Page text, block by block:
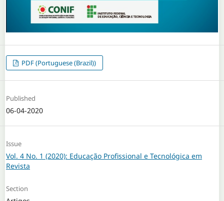
PDF (Portuguese (Brazil))
Published
06-04-2020
Issue
Vol. 4 No. 1 (2020): Educação Profissional e Tecnológica em
Revista
Section